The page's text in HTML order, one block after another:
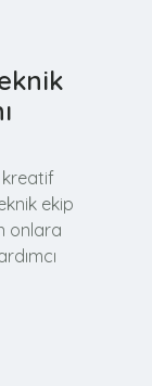
kreatif
ekip
onlara